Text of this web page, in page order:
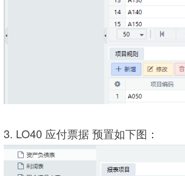
3. LO40 应付票据 预置如下图：